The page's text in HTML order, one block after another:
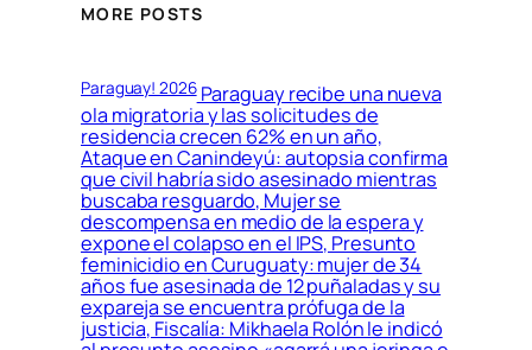
MORE POSTS
Paraguay! 2026Paraguay recibe una nueva
ola migratoria y las solicitudes de
residencia crecen 62% en un año,
Ataque en Canindeyú: autopsia confirma
que civil habría sido asesinado mientras
buscaba resguardo, Mujer se
descompensa en medio de la espera y
expone el colapso en el IPS, Presunto
feminicidio en Curuguaty: mujer de 34
años fue asesinada de 12 puñaladas y su
expareja se encuentra prófuga de la
justicia, Fiscalía: Mikhaela Rolón le indicó